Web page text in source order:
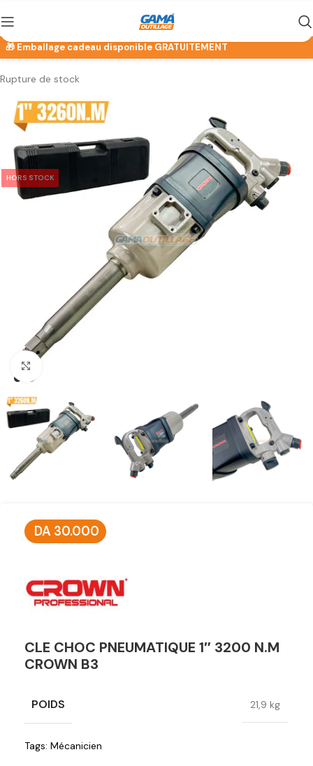
Rupture de stock
HORS STOCK
DA 30.000
CLE CHOC PNEUMATIQUE 1″ 3200 N.M
CROWN B3
POIDS 21,9 kg
Tags: Mécanicien